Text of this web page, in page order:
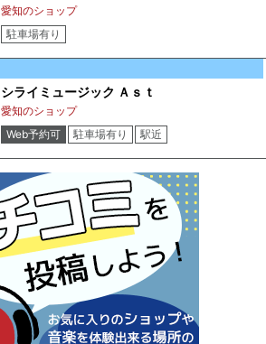
愛知のショップ
駐車場有り
シライミュージック Ａｓｔ
愛知のショップ
Web予約可
駐車場有り
駅近